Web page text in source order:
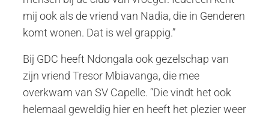
mij ook als de vriend van Nadia, die in Genderen
komt wonen. Dat is wel grappig.”
Bij GDC heeft Ndongala ook gezelschap van
zijn vriend Tresor Mbiavanga, die mee
overkwam van SV Capelle. “Die vindt het ook
helemaal geweldig hier en heeft het plezier weer